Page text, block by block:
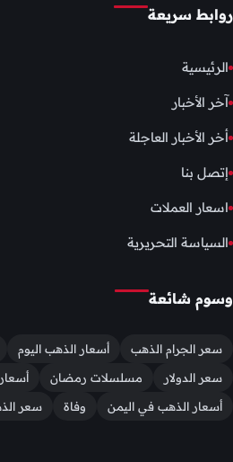
روابط سريعة
الرئيسية
آخر الأخبار
أخر الأخبار العاجلة
إتصل بنا
اسعار العملات
السياسة التحريرية
وسوم شائعة
سعر الجرام الذهب أسعار الذهب اليوم
سعر الدولار
مسلسلات رمضان
أسعار الذهب في اليمن
وفاة سعر